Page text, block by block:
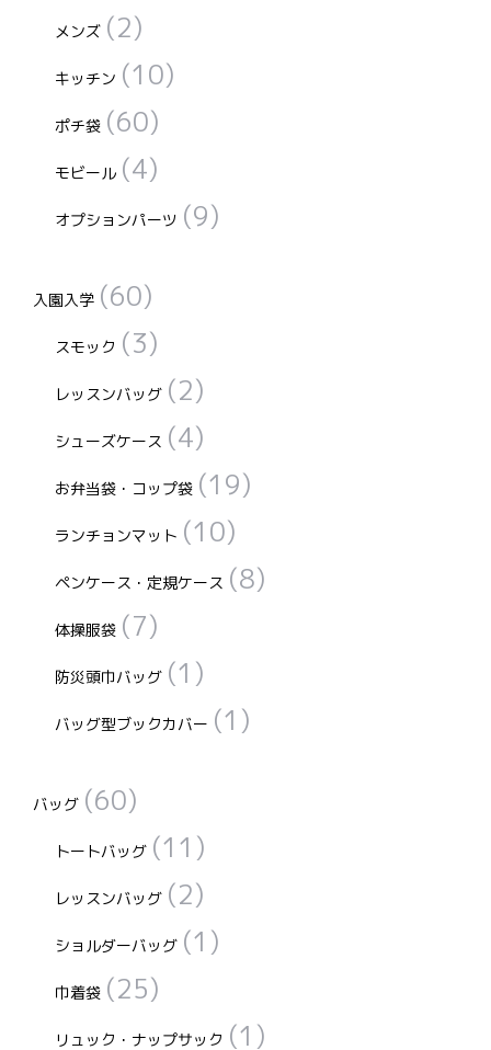
メンズ (2)
キッチン (10)
ポチ袋 (60)
モビール (4)
オプションパーツ (9)
入園入学 (60)
スモック (3)
レッスンバッグ (2)
シューズケース (4)
お弁当袋・コップ袋 (19)
ランチョンマット (10)
ペンケース・定規ケース (8)
体操服袋 (7)
防災頭巾バッグ (1)
バッグ型ブックカバー (1)
バッグ (60)
トートバッグ (11)
レッスンバッグ (2)
ショルダーバッグ (1)
巾着袋 (25)
リュック・ナップサック (1)